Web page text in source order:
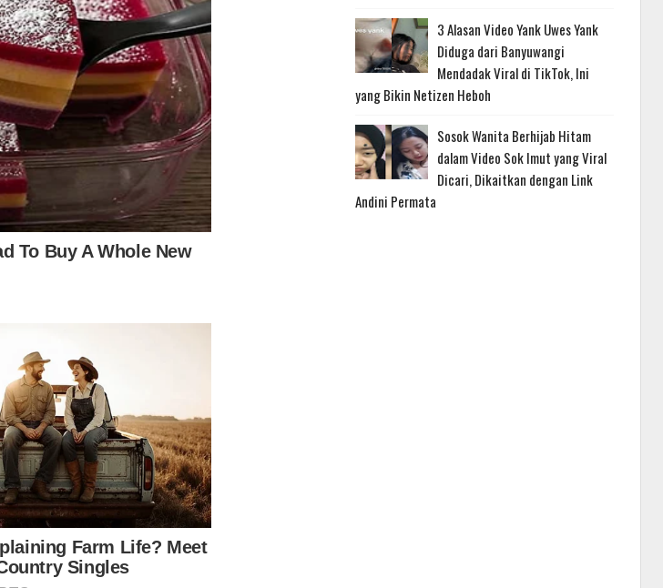
3 Alasan Video Yank Uwes Yank
Diduga dari Banyuwangi
Mendadak Viral di TikTok, Ini
yang Bikin Netizen Heboh
Sosok Wanita Berhijab Hitam
dalam Video Sok Imut yang Viral
Dicari, Dikaitkan dengan Link
Andini Permata